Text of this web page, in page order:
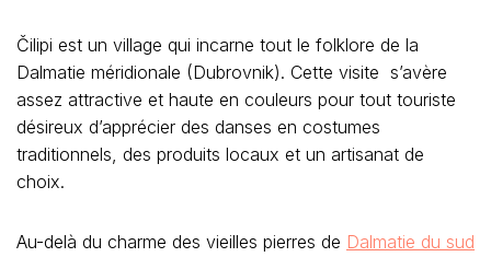
Čilipi est un village qui incarne tout le folklore de la
Dalmatie méridionale (Dubrovnik). Cette visite s’avère
assez attractive et haute en couleurs pour tout touriste
désireux d’apprécier des danses en costumes
traditionnels, des produits locaux et un artisanat de
choix.
Au-delà du charme des vieilles pierres de Dalmatie du sud